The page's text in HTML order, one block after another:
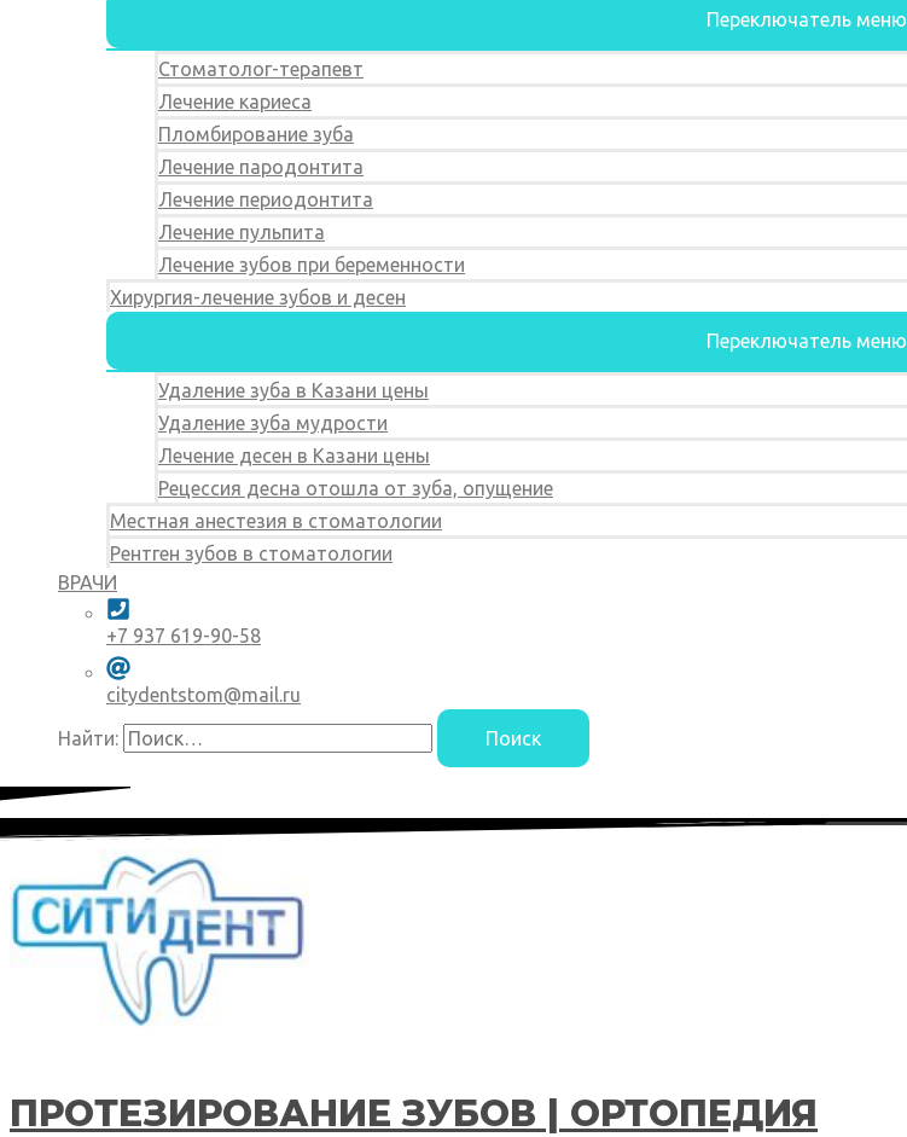
Переключатель меню
Стоматолог-терапевт
Лечение кариеса
Пломбирование зуба
Лечение пародонтита
Лечение периодонтита
Лечение пульпита
Лечение зубов при беременности
Хирургия-лечение зубов и десен
Переключатель меню
Удаление зуба в Казани цены
Удаление зуба мудрости
Лечение десен в Казани цены
Рецессия десна отошла от зуба, опущение
Местная анестезия в стоматологии
Рентген зубов в стоматологии
ВРАЧИ
+7 937 619-90-58
citydentstom@mail.ru
Найти:
ПРОТЕЗИРОВАНИЕ ЗУБОВ | ОРТОПЕДИЯ